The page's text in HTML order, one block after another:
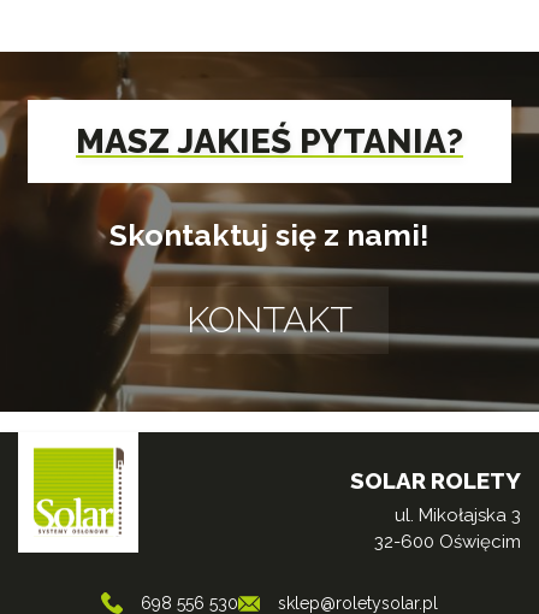
MASZ JAKIEŚ PYTANIA?
Skontaktuj się z nami!
KONTAKT
SOLAR ROLETY
ul. Mikołajska 3
32-600 Oświęcim
698 556 530 sklep@roletysolar.pl